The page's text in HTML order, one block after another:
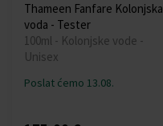
Thameen Fanfare Kolonjska
voda - Tester
100ml - Kolonjske vode -
Unisex
Poslat ćemo 13.08.